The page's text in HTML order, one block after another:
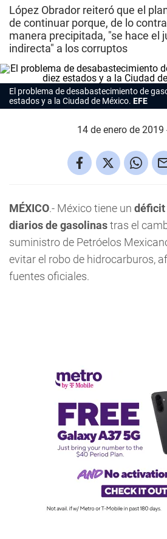
López Obrador reiteró que el
de continuar porque, de lo
manera precipitada, "se hace el
indirecta" a los corruptos
El problema de desabastecimiento de
estados y a la Ciudad de México. EFE
14 de enero de 2019
MÉXICO.- México tiene un déficit
diarios de gasolinastras el
suministro de Petróelos
evitar el robo de hidrocarburos,
fuentes oficiales.